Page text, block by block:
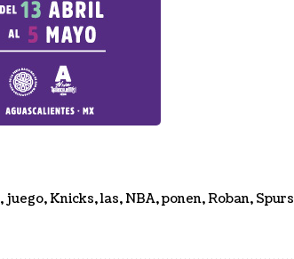
, juego,Knicks,las,NBA,ponen,Roban, Spurs